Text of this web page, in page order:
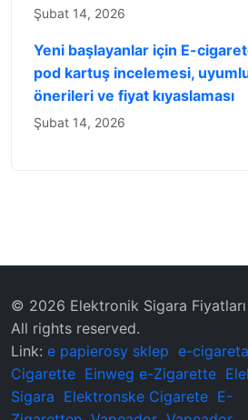
Şubat 14, 2026
Yeni başlayanlar için E-
pod kartuş incelemesi,
önerileri ve fiyat kıyaslaması
Şubat 14, 2026
© 2026 Elektronik Sigara
All rights reserved.
Link: e papierosy sklep e-cigareta
Cigarette Einweg e-Zigarette
Sigara Elektronske Cigarete E-